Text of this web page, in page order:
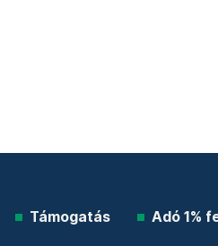
Támogatás Adó 1%